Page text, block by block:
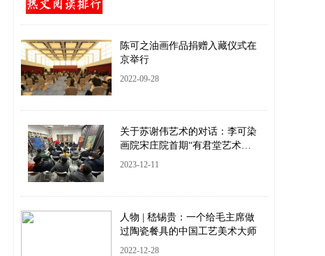
陈可之油画作品捐赠入藏仪式在
京举行
2022-09-28
关于苏谢伟艺术的对话：李可染
画院宋庄院首期“有君堂艺术沙
龙”成功举办
2023-12-11
人物 | 嵇锡贵：一个给毛主席做
过陶瓷餐具的中国工艺美术大师
2022-12-28